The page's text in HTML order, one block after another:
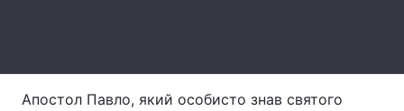
Апостол Павло, який особисто знав святого